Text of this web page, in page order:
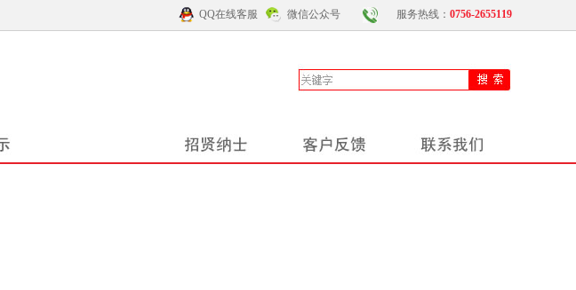
QQ在线客服 微信公众号 服务热线： 0756-2655119